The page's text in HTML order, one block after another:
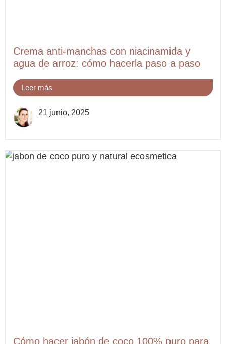
Crema anti-manchas con niacinamida y
agua de arroz: cómo hacerla paso a paso
Leer más
21 junio, 2025
Cómo hacer jabón de coco 100% puro para